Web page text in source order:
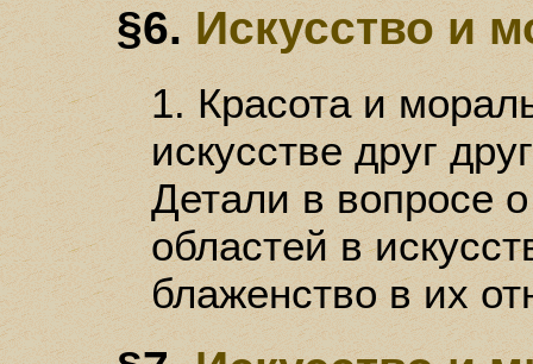
§6. Искусство и
1. Красота и
искусстве друг
Детали в вопросе
областей в
блаженство в их